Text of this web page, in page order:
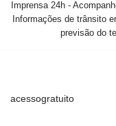
Imprensa 24h -
Informações de trânsito
previsão do
acessogratuito